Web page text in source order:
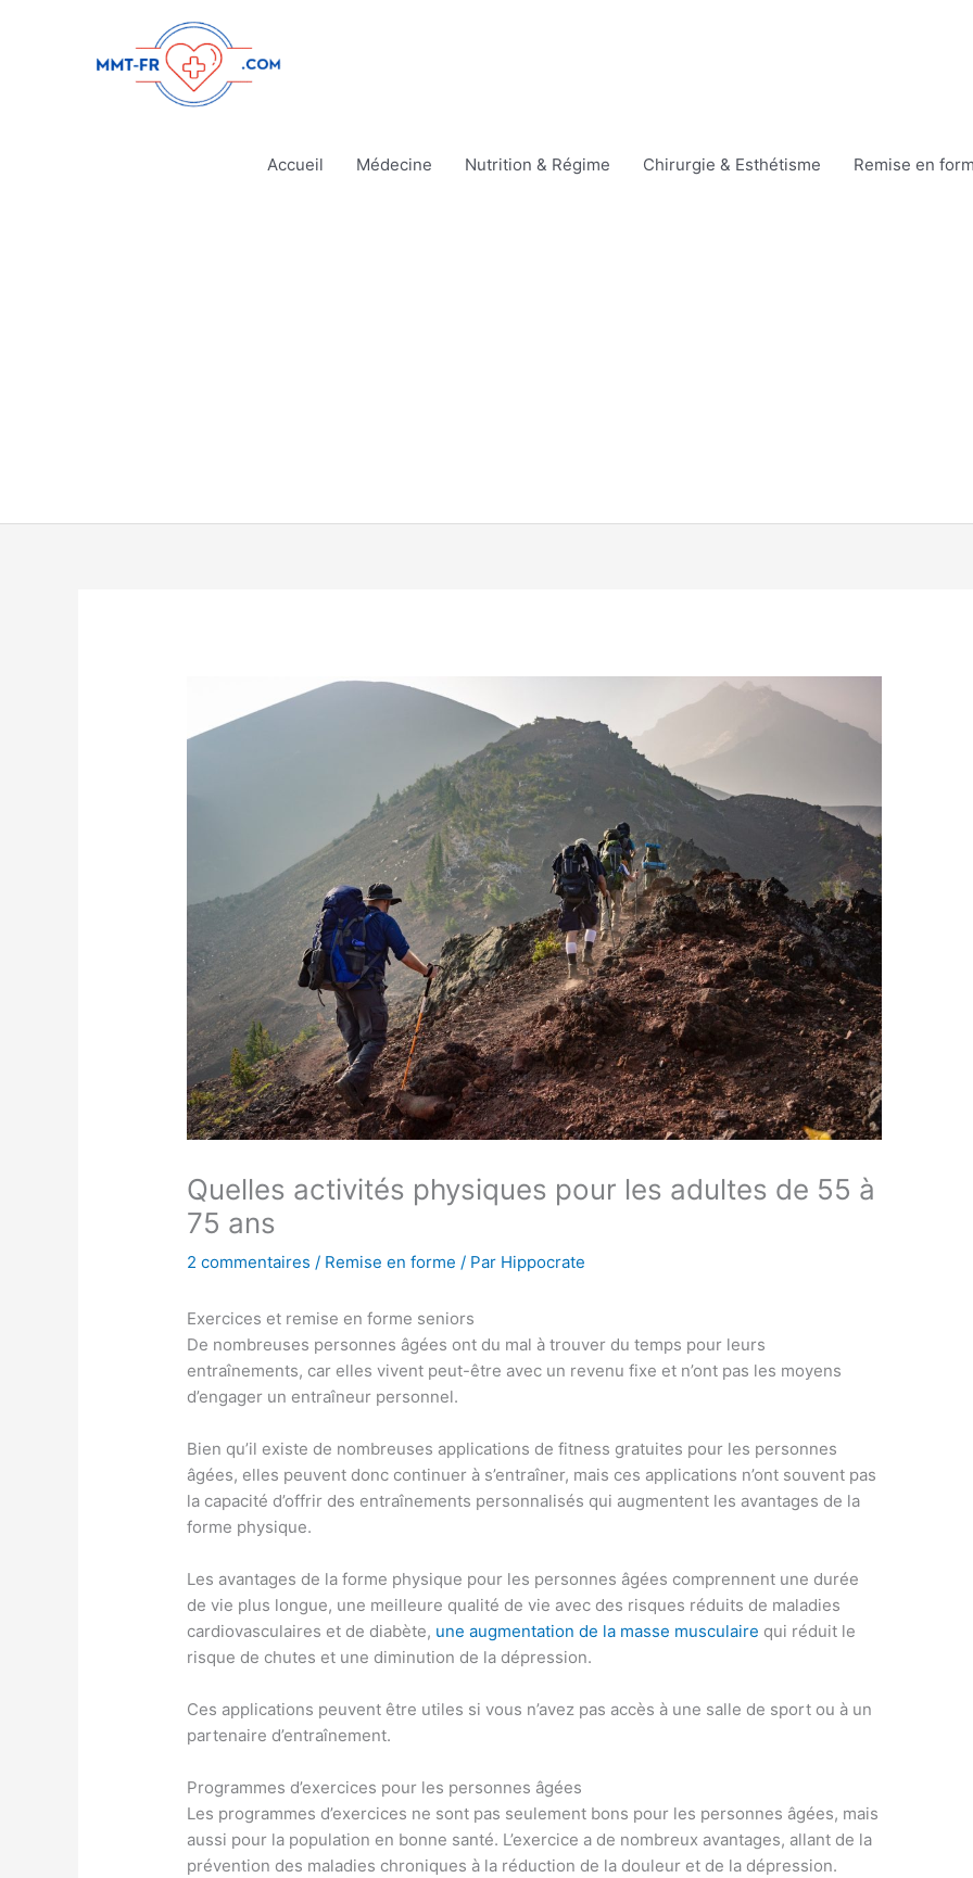
Accueil Médecine Nutrition & Régime Chirurgie & Esthétisme Remise en
Quelles activités physiques pour les adultes de 55 à
75 ans
2 commentaires / Remise en forme / Par Hippocrate
Exercices et remise en forme seniors
De nombreuses personnes âgées ont du mal à trouver du temps pour leurs
entraînements, car elles vivent peut-être avec un revenu fixe et n’ont pas les moyens
d’engager un entraîneur personnel.
Bien qu’il existe de nombreuses applications de fitness gratuites pour les personnes
âgées, elles peuvent donc continuer à s’entraîner, mais ces applications n’ont souvent pas
la capacité d’offrir des entraînements personnalisés qui augmentent les avantages de la
forme physique.
Les avantages de la forme physique pour les personnes âgées comprennent une durée
de vie plus longue, une meilleure qualité de vie avec des risques réduits de maladies
cardiovasculaires et de diabète, une augmentation de la masse musculaire qui réduit le
risque de chutes et une diminution de la dépression.
Ces applications peuvent être utiles si vous n’avez pas accès à une salle de sport ou à un
partenaire d’entraînement.
Programmes d’exercices pour les personnes âgées
Les programmes d’exercices ne sont pas seulement bons pour les personnes âgées, mais
aussi pour la population en bonne santé. L’exercice a de nombreux avantages, allant de la
prévention des maladies chroniques à la réduction de la douleur et de la dépression.